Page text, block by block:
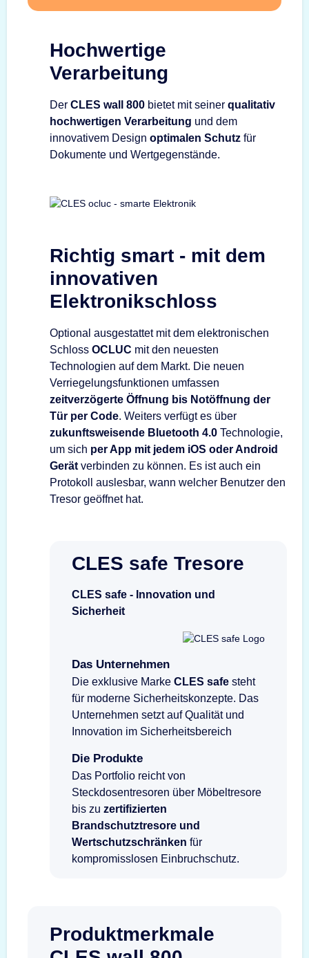
Hochwertige
Verarbeitung
Der CLES wall 800 bietet mit seiner qualitativ
hochwertigen Verarbeitung und dem
innovativem Design optimalen Schutz für
Dokumente und Wertgegenstände.
Richtig smart - mit dem
innovativen
Elektronikschloss
Optional ausgestattet mit dem elektronischen
Schloss OCLUC mit den neuesten
Technologien auf dem Markt. Die neuen
Verriegelungsfunktionen umfassen
zeitverzögerte Öffnung bis Notöffnung der
Tür per Code. Weiters verfügt es über
zukunftsweisende Bluetooth 4.0 Technologie,
um sich per App mit jedem iOS oder Android
Gerät verbinden zu können. Es ist auch ein
Protokoll auslesbar, wann welcher Benutzer den
Tresor geöffnet hat.
CLES safe Tresore
CLES safe - Innovation und
Sicherheit
Das Unternehmen
Die exklusive Marke CLES safe steht
für moderne Sicherheitskonzepte. Das
Unternehmen setzt auf Qualität und
Innovation im Sicherheitsbereich
Die Produkte
Das Portfolio reicht von
Steckdosentresoren über Möbeltresore
bis zu zertifizierten
Brandschutztresore und
Wertschutzschränken für
kompromisslosen Einbruchschutz.
Produktmerkmale